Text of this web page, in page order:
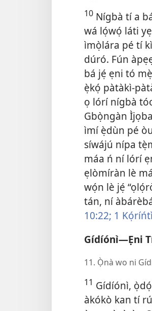
10 Nígbà tí a
wá lọ́wọ́ láti
ìmọ̀lára pé tí
dúró. Fún
bá jẹ́ ẹni tó
ẹ̀kọ́ pàtàkì-
ọ lórí nígbà
Gbọ̀ngàn
ìmí ẹ̀dùn pé
síwájú nípa
máa ń ní lórí
ẹlòmíràn lè
wọ́n lè jẹ́
tán, ní
10:22; 1
Gídíónì—Ẹni
11. Ọ̀nà wo ni
11 Gídíónì,
àkókò kan tí